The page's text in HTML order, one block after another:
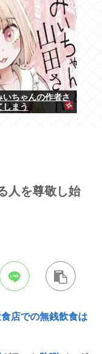
いちゃんの作者さ
しまう
人を尊敬し始
店での無銭飲食は